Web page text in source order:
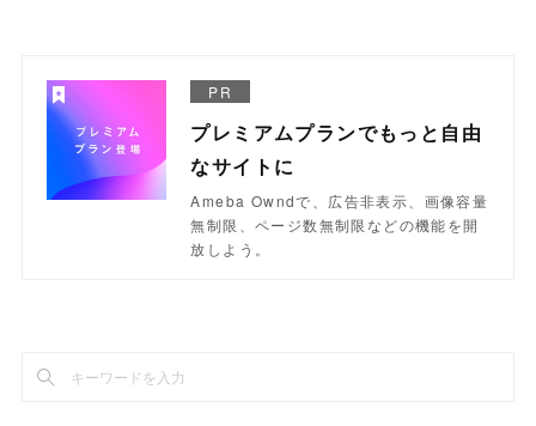
PR
プレミアムプランでもっと自由
なサイトに
Ameba Owndで、広告非表示、画像容量
無制限、ページ数無制限などの機能を開
放しよう。